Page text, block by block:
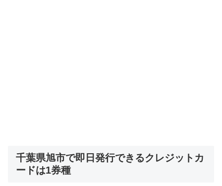
千葉県旭市で即日発行できるクレジットカ
ードは1券種